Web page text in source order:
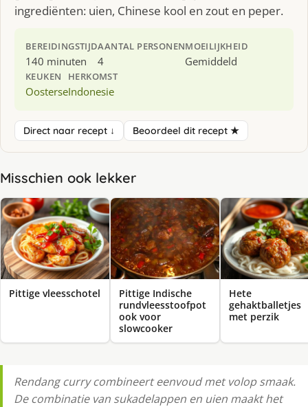
ingrediënten: uien, Chinese kool en zout en peper.
BEREIDINGSTIJD
140 minuten
AANTAL PERSONEN
4
MOEILIJKHEID
Gemiddeld
KEUKEN
Oosterse
HERKOMST
Indonesie
Direct naar recept ↓ Beoordeel dit recept ★
Misschien ook lekker
Pittige vleesschotel
Pittige Indische
rundvleesstoofpot
ook voor
slowcooker
Hete
gehaktballetjes
met perzik
Rendang curry combineert eenvoud met volop smaak.
De combinatie van sukadelappen en uien maakt het